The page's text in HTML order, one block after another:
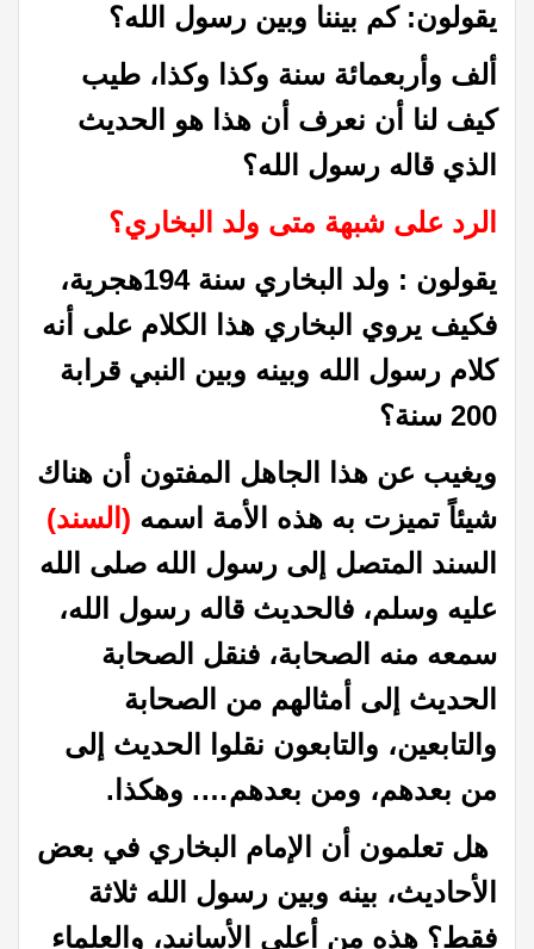
يقولون: كم بيننا وبين رسول الله؟
ألف وأربعمائة سنة وكذا وكذا، طيب
كيف لنا أن نعرف أن هذا هو الحديث
الذي قاله رسول الله؟
الرد على شبهة متى ولد البخاري؟
يقولون : ولد البخاري سنة 194هجرية،
فكيف يروي البخاري هذا الكلام على أنه
كلام رسول الله وبينه وبين النبي قرابة
200 سنة؟
ويغيب عن هذا الجاهل المفتون أن هناك
شيئاً تميزت به هذه الأمة اسمه (السند)
السند المتصل إلى رسول الله صلى الله
عليه وسلم، فالحديث قاله رسول الله،
سمعه منه الصحابة، فنقل الصحابة
الحديث إلى أمثالهم من الصحابة
والتابعين، والتابعون نقلوا الحديث إلى
من بعدهم، ومن بعدهم…. وهكذا.
هل تعلمون أن الإمام البخاري في بعض
الأحاديث، بينه وبين رسول الله ثلاثة
فقط؟ هذه من أعلى الأسانيد، والعلماء